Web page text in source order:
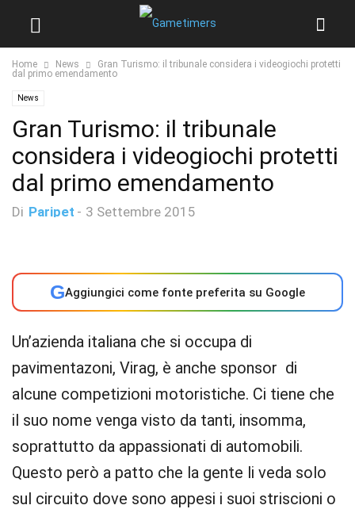
Home News
Gran Turismo: il tribunale considera i videogiochi protetti
dal primo emendamento
News
Gran Turismo: il tribunale
considera i videogiochi protetti
dal primo emendamento
Di Paripet - 3 Settembre 2015
GAggiungici come fonte preferita su Google
Un’azienda italiana che si occupa di
pavimentazoni, Virag, è anche sponsor di
alcune competizioni motoristiche. Ci tiene che
il suo nome venga visto da tanti, insomma,
soprattutto da appassionati di automobili.
Questo però a patto che la gente li veda solo
sul circuito dove sono appesi i suoi striscioni o